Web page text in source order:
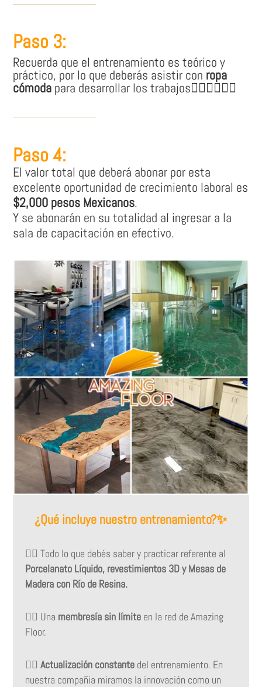
Paso 3:
Recuerda que el entrenamiento es teórico y
práctico, por lo que deberás asistir con ropa
cómoda para desarrollar los trabajos👷🏽‍♀👷🏼‍♂
Paso 4:
El valor total que deberá abonar por esta
excelente oportunidad de crecimiento laboral es
$2,000 pesos Mexicanos.
Y se abonarán en su totalidad al ingresar a la
sala de capacitación en efectivo.
¿Qué incluye nuestro entrenamiento?✨
👉🏻 Todo lo que debés saber y practicar referente al
Porcelanato Líquido, revestimientos 3D y Mesas de
Madera con Río de Resina.
👉🏻 Una membresía sin límiteen la red de Amazing
Floor.
👉🏻 Actualización constantedel entrenamiento. En
nuestra compañia miramos la innovación como un